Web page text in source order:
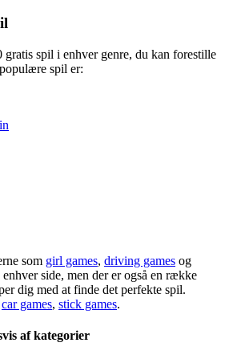
spil i enhver genre, du kan forestille
spil er:
som girl games, driving games og
enhver side, men der er også en række
dig med at finde det perfekte spil.
car games, stick games.
af kategorier